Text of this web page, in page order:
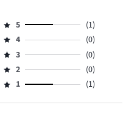
Evaluare
5,
numărul
de
voturi
1.
5
(1)
Evaluare
4,
numărul
de
0.
4
(0)
Evaluare
3,
numărul
3
(0)
Evaluare
2,
2
(0)
Evaluare
1,
1 (1)